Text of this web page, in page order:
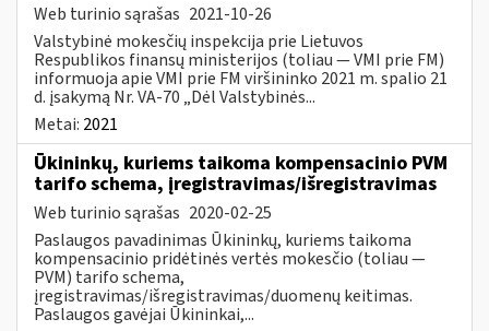
Web turinio sąrašas 2021-10-26
Valstybinė mokesčių inspekcija prie Lietuvos
Respublikos finansų ministerijos (toliau ― VMI prie FM)
informuoja apie VMI prie FM viršininko 2021 m. spalio 21
d. įsakymą Nr. VA-70 „Dėl Valstybinės...
Metai: 2021
Ūkininkų, kuriems taikoma kompensacinio PVM
tarifo schema, įregistravimas/išregistravimas
Web turinio sąrašas 2020-02-25
Paslaugos pavadinimas Ūkininkų, kuriems taikoma
kompensacinio pridėtinės vertės mokesčio (toliau —
PVM) tarifo schema,
įregistravimas/išregistravimas/duomenų keitimas.
Paslaugos gavėjai Ūkininkai,...